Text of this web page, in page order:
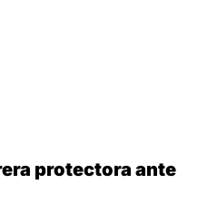
protectora ante